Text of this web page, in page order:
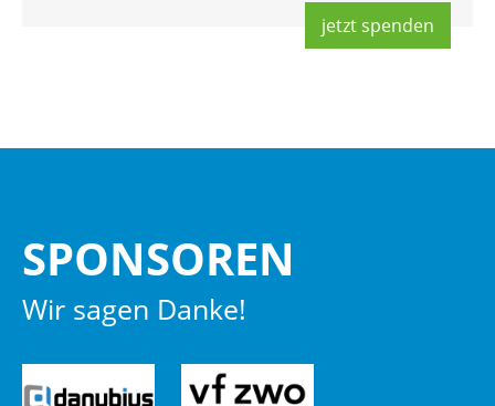
jetzt spen­den
SPON­SO­REN
Wir sagen Danke!